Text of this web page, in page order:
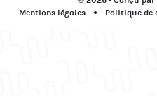
Mentions légales
Politique de